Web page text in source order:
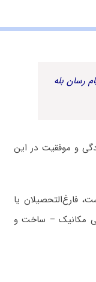
رسان بله
و موفقیت در این
فارغ‌التحصیلان یا
مکانیک – ساخت و